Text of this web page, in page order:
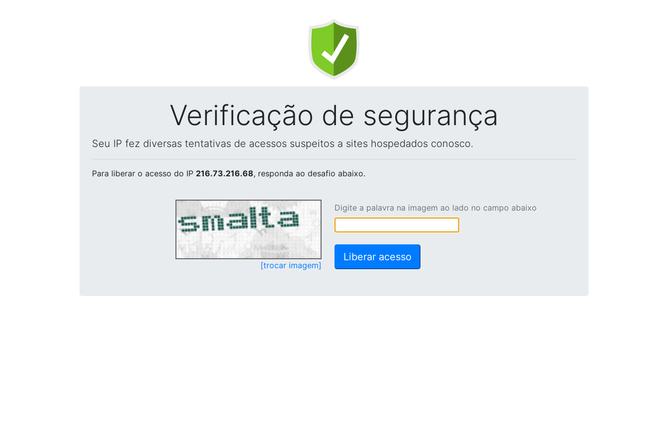
Verificação de segurança
Seu IP fez diversas tentativas de acessos suspeitos a sites hospedados conosco.
Para liberar o acesso do IP 216.73.216.68, responda ao desafio abaixo.
[trocar imagem]
Digite a palavra na imagem ao lado no campo abaixo